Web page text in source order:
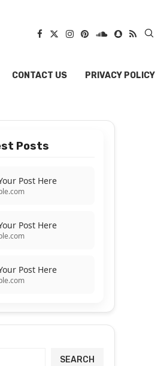
CONTACT US PRIVACY POLICY
Posts
Post Here
Post Here
Post Here
SEARCH